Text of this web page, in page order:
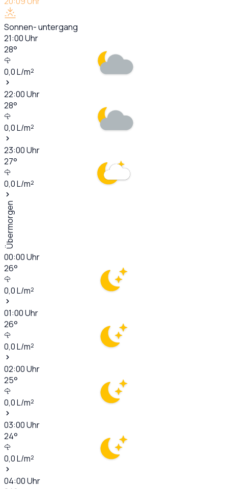
Sonnen- untergang
21:00Uhr
28°
0,0L/m²
22:00Uhr
28°
0,0L/m²
23:00Uhr
27°
0,0L/m²
Übermorgen
00:00Uhr
26°
0,0L/m²
01:00Uhr
26°
0,0L/m²
02:00Uhr
25°
0,0L/m²
03:00Uhr
24°
0,0L/m²
04:00Uhr